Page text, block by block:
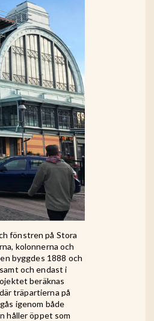
fönstren på Stora
kolonnerna och
byggdes 1888 och
och endast i
beräknas
träpartierna på
igenom både
håller öppet som